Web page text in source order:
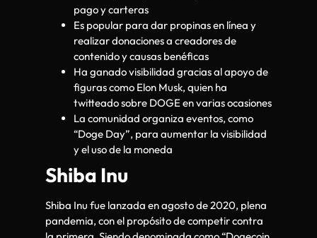
pago y carteras
Es popular para dar propinas en línea y
realizar donaciones a creadores de
contenido y causas benéficas
Ha ganado visibilidad gracias al apoyo de
figuras como Elon Musk, quien ha
twitteado sobre DOGE en varias ocasiones
La comunidad organiza eventos, como
“Doge Day”, para aumentar la visibilidad
y el uso de la moneda
Shiba Inu
Shiba Inu fue lanzada en agosto de 2020, plena
pandemia, con el propósito de competir contra